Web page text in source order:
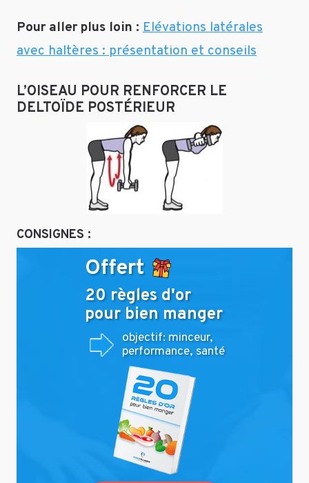
Pour aller plus loin : Elévations latérales
avec haltères : présentation et conseils
L’OISEAU POUR RENFORCER LE
DELTOÏDE POSTÉRIEUR
CONSIGNES :
Offert
20 règles d'or
pour bien manger
objectif: minceur,
performance, santé